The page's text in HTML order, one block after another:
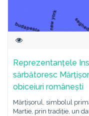
Reprezentanțele
sărbătoresc
obiceiuri românești
Mărțișorul, simbolul
Martie, prin tradiție, un